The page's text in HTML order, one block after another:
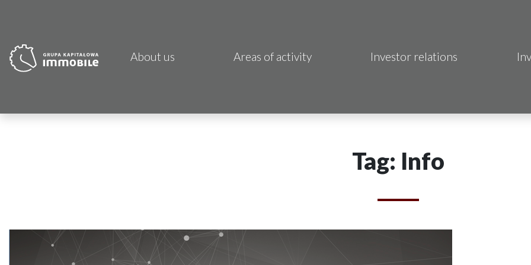
About us Areas of activity
CDI KB Sp. z o.o.
Investor relations
Tag: Info